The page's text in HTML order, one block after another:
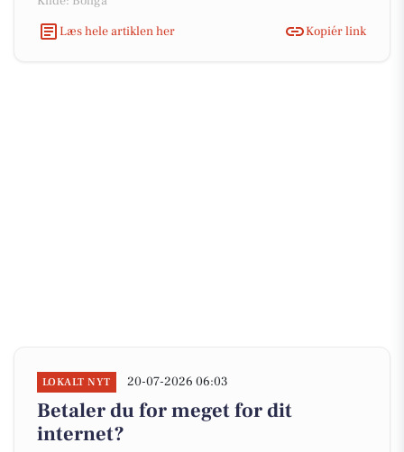
Læs hele artiklen her
Kopiér link
LOKALT NYT 20-07-2026 06:03
Betaler du for meget for dit
internet?